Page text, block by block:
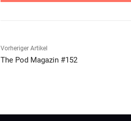
Vorheriger Artikel
The Pod Magazin #152